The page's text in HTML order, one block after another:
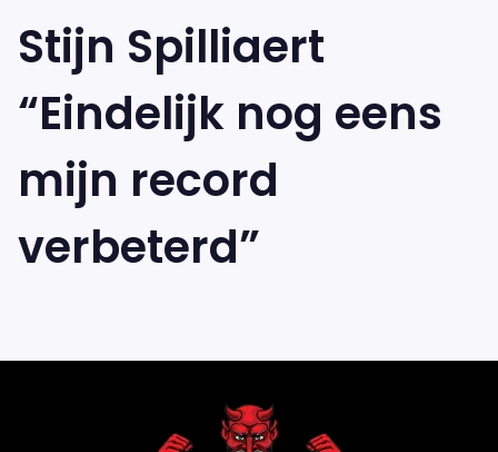
Stijn Spilliaert
“Eindelijk nog eens
mijn record
verbeterd”